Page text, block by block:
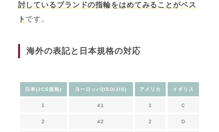
討しているブランドの指輪をはめてみることがベス
ト です。
海外の表記と日本規格の対応
日本(JCS規格) ヨーロッパ(ISO/JIS) アメリカ イギリス
1 41 1 C
2 42 2 D